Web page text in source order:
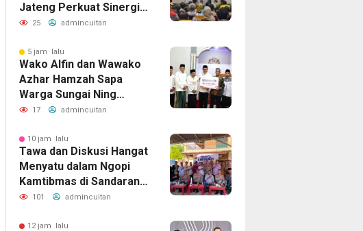
Jateng Perkuat Sinergi
Wujudkan Transformasi
25 admincuitan
5 jam lalu
Wako Alfin dan Wawako
Azhar Hamzah Sapa
Warga Sungai Ning
Lewat Safari Jumat
17 admincuitan
10 jam lalu
Tawa dan Diskusi Hangat
Menyatu dalam Ngopi
Kamtibmas di Sandaran
Galeh
101 admincuitan
12 jam lalu